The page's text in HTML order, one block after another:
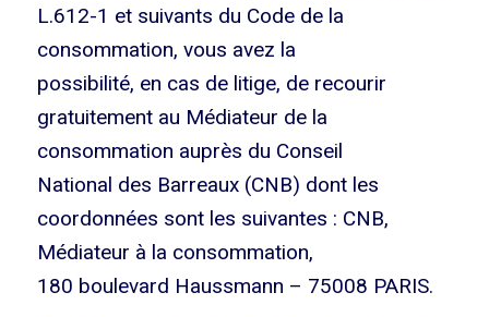
L.612-1 et suivants du Code de la
consommation, vous avez la
possibilité, en cas de litige, de recourir
gratuitement au Médiateur de la
consommation auprès du Conseil
National des Barreaux (CNB) dont les
coordonnées sont les suivantes : CNB,
Médiateur à la consommation,
180 boulevard Haussmann – 75008 PARIS.